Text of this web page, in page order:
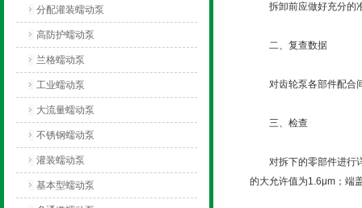
分配灌装蠕动泵
高防护蠕动泵
兰格蠕动泵
工业蠕动泵
大流量蠕动泵
不锈钢蠕动泵
灌装蠕动泵
基本型蠕动泵
拆卸前应做好充分的准
二、复查数据
对齿轮泵各部件配合
三、检查
对拆下的零部件进行详
的大允许值为1.6μm；端